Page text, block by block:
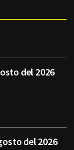
del 2026
del 2026